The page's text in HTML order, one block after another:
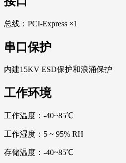
总线：PCI-Express ×1
串口保护
内建15KV ESD保护和浪涌保护
工作环境
工作温度：-40~85℃
工作湿度：5 ~ 95% RH
存储温度：-40~85℃